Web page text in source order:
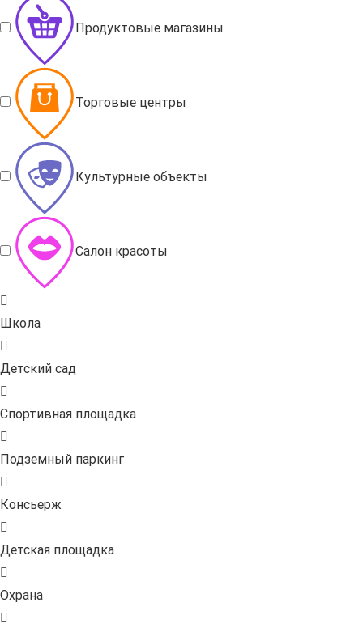
Продуктовые магазины
Торговые центры
Культурные объекты
Салон красоты
Школа
Детский сад
Спортивная площадка
Подземный паркинг
Консьерж
Детская площадка
Охрана